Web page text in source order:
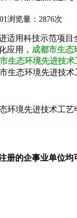
浏览量：2876次
适用科技示范项目
应用， 成都市生态
生态环境先进技术
生态环境先进技术
册的企事业单位均